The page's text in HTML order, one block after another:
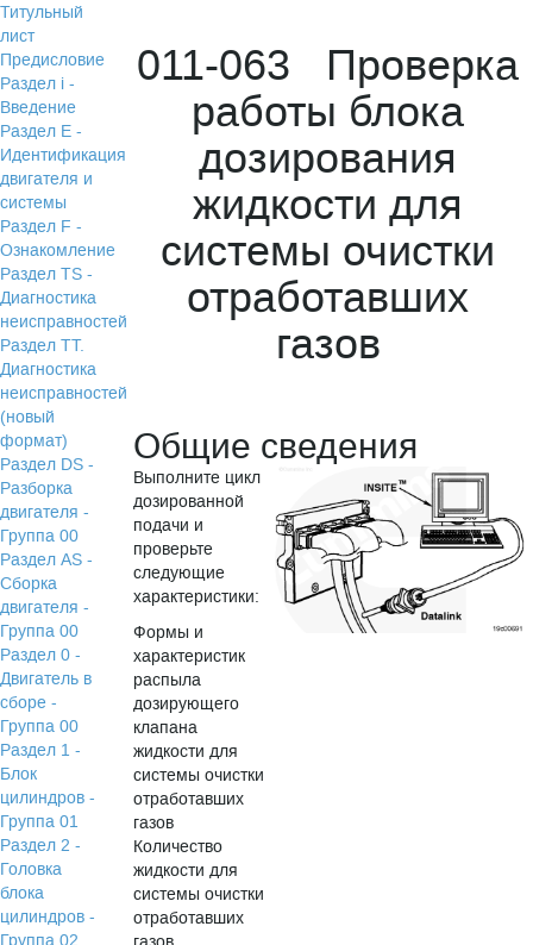
Титульный
лист
Предисловие
Раздел i -
Введение
Раздел Е -
Идентификация
двигателя и
системы
Раздел F -
Ознакомление
Раздел TS -
Диагностика
неисправностей
Раздел TТ.
Диагностика
неисправностей
(новый
формат)
Раздел DS -
Разборка
двигателя -
Группа 00
Раздел АS -
Сборка
двигателя -
Группа 00
Раздел 0 -
Двигатель в
сборе -
Группа 00
Раздел 1 -
Блок
цилиндров -
Группа 01
Раздел 2 -
Головка
блока
цилиндров -
011-063 Проверка
работы блока
дозирования
жидкости для
системы очистки
отработавших
газов
Общие сведения
Выполните цикл
дозированной
подачи и
проверьте
следующие
характеристики:
Формы и
характеристик
распыла
дозирующего
клапана
жидкости для
системы очистки
отработавших
газов
Количество
жидкости для
системы очистки
отработавших